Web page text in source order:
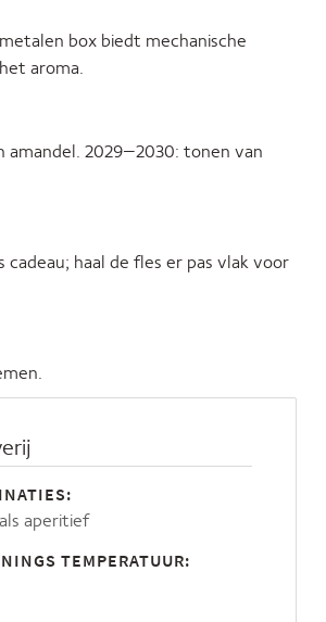
box biedt mechanische
aroma.
amandel. 2029–2030: tonen van
cadeau; haal de fles er pas vlak voor
aperitief
TEMPERATUUR: